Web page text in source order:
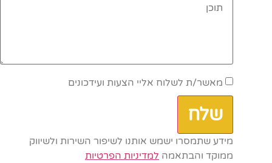
מאשר/ת לשלוח אליי הצעות ועידכונים
שלח
מידע שתמסרו ישמש אותנו לשיפור השירות ולשיווק
ממוקד והבתאמה למדיניות הפרטיות